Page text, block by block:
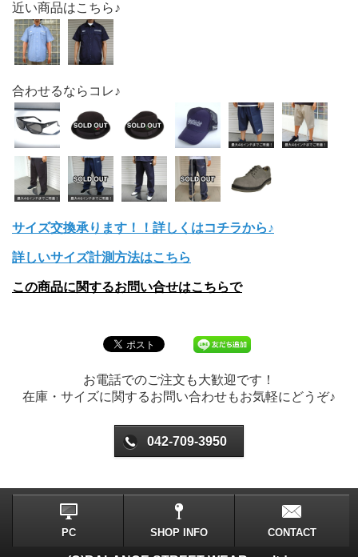
近い商品はこちら♪
合わせるならコレ♪
サイズ交換承ります！！詳しくはコチラから♪
詳しいサイズ計測方法はこちら
この商品に関するお問い合せはこちらで
お電話でのご注文も大歓迎です！
在庫・サイズに関するお問い合わせもお気軽にどうぞ♪
042-709-3950
PC SHOP INFO CONTACT